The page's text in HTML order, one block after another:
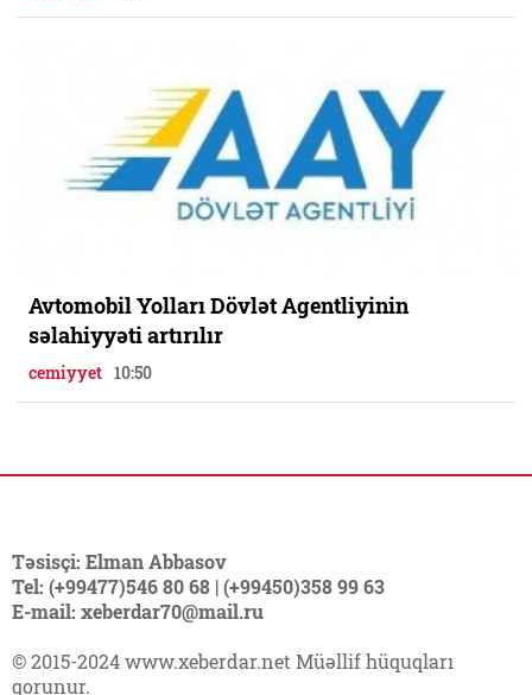
Avtomobil Yolları Dövlət Agentliyinin
səlahiyyəti artırılır
cemiyyet 10:50
Təsisçi: Elman Abbasov
Tel: (+99477)546 80 68 | (+99450)358 99 63
E-mail: xeberdar70@mail.ru
© 2015-2024 www.xeberdar.net Müəllif hüquqları
qorunur.